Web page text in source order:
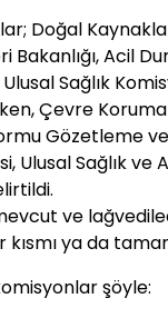
Doğal
Bakanlığı, Acil
Sağlık
Çevre
Gözetleme
Ulusal Sağlık ve
ve
kısmı ya da
şöyle: